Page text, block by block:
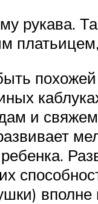
рукава.
и
вполне